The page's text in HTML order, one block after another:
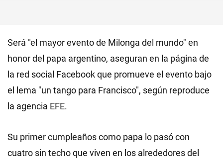
Será "el mayor evento de Milonga del mundo" en
honor del papa argentino, aseguran en la página de
la red social Facebook que promueve el evento bajo
el lema "un tango para Francisco", según reproduce
la agencia EFE.
Su primer cumpleaños como papa lo pasó con
cuatro sin techo que viven en los alrededores del